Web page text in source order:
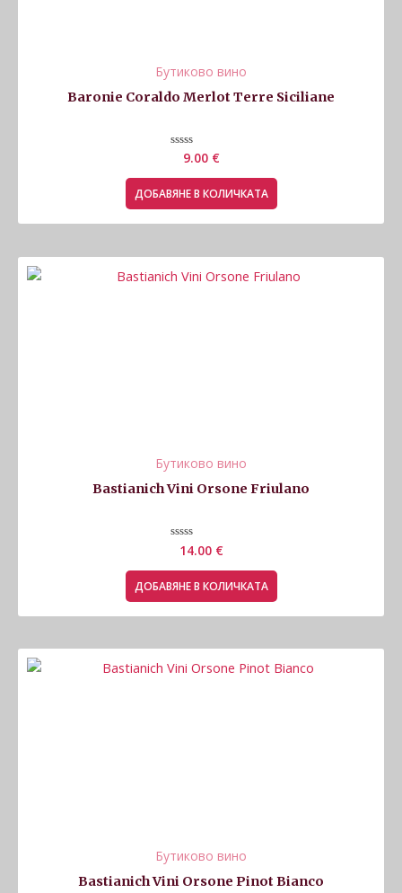
Бутиково вино
Baronie Coraldo Merlot Terre Siciliane
Оценено
0
от
5
9.00 €
ДОБАВЯНЕ В КОЛИЧКАТА
Бутиково вино
Bastianich Vini Orsone Friulano
Оценено
0
от
5
14.00 €
ДОБАВЯНЕ В КОЛИЧКАТА
Бутиково вино
Bastianich Vini Orsone Pinot Bianco